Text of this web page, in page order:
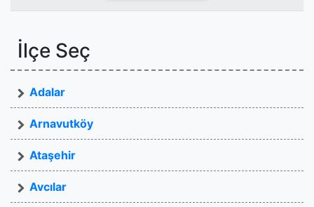
İlçe Seç
Adalar
Arnavutköy
Ataşehir
Avcılar